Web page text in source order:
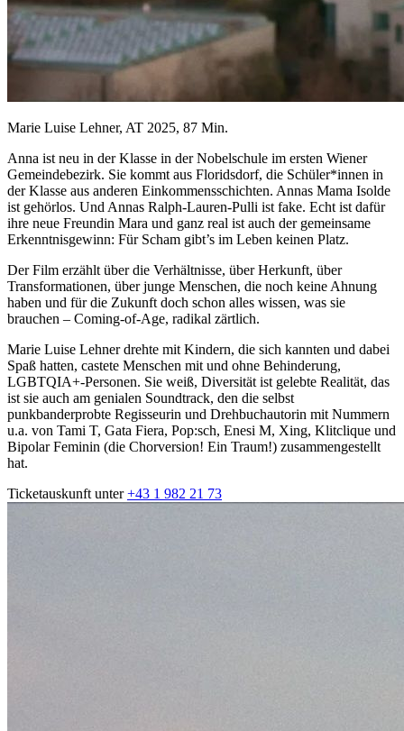
Marie Luise Lehner, AT 2025, 87 Min.
Anna ist neu in der Klasse in der Nobelschule im ersten Wiener
Gemeindebezirk. Sie kommt aus Floridsdorf, die Schüler*innen in
der Klasse aus anderen Einkommensschichten. Annas Mama Isolde
ist gehörlos. Und Annas Ralph-Lauren-Pulli ist fake. Echt ist dafür
ihre neue Freundin Mara und ganz real ist auch der gemeinsame
Erkenntnisgewinn: Für Scham gibt’s im Leben keinen Platz.
Der Film erzählt über die Verhältnisse, über Herkunft, über
Transformationen, über junge Menschen, die noch keine Ahnung
haben und für die Zukunft doch schon alles wissen, was sie
brauchen – Coming-of-Age, radikal zärtlich.
Marie Luise Lehner drehte mit Kindern, die sich kannten und dabei
Spaß hatten, castete Menschen mit und ohne Behinderung,
LGBTQIA+-Personen. Sie weiß, Diversität ist gelebte Realität, das
ist sie auch am genialen Soundtrack, den die selbst
punkbanderprobte Regisseurin und Drehbuchautorin mit Nummern
u.a. von Tami T, Gata Fiera, Pop:sch, Enesi M, Xing, Klitclique und
Bipolar Feminin (die Chorversion! Ein Traum!) zusammengestellt
hat.
Ticketauskunft unter+43 1 982 21 73